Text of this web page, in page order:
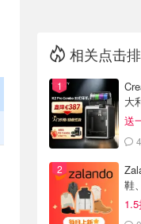
相关点击
大
送
4
鞋